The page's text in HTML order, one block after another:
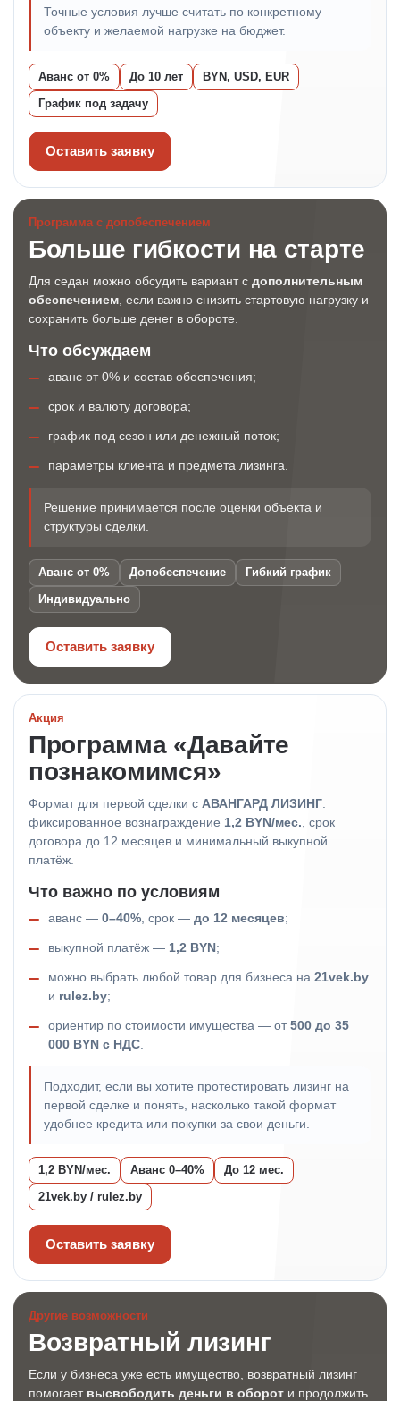
Точные условия лучше считать по конкретному
объекту и желаемой нагрузке на бюджет.
Аванс от 0% До 10 лет
BYN, USD, EUR
График под задачу
Оставить заявку
Программа с допобеспечением
Больше гибкости на старте
Для седан можно обсудить вариант с дополнительным
обеспечением , если важно снизить стартовую нагрузку и
сохранить больше денег в обороте.
Что обсуждаем
аванс от 0% и состав обеспечения;
срок и валюту договора;
график под сезон или денежный поток;
параметры клиента и предмета лизинга.
Решение принимается после оценки объекта и
структуры сделки.
Аванс от 0% Допобеспечение
Гибкий график
Индивидуально
Оставить заявку
Акция
Программа «Давайте
познакомимся»
Формат для первой сделки с АВАНГАРД ЛИЗИНГ:
фиксированное вознаграждение 1,2 BYN/мес. , срок
договора до 12 месяцев и минимальный выкупной
платёж.
Что важно по условиям
аванс — 0–40% , срок — до 12 месяцев;
выкупной платёж — 1,2 BYN;
можно выбрать любой товар для бизнеса на 21vek.by
и rulez.by;
ориентир по стоимости имущества — от500 до 35
000 BYN с НДС
Подходит, если вы хотите протестировать лизинг на
первой сделке и понять, насколько такой формат
удобнее кредита или покупки за свои деньги.
1,2 BYN/мес. Аванс 0–40%
До 12 мес.
21vek.by / rulez.by
Оставить заявку
Другие возможности
Возвратный лизинг
Если у бизнеса уже есть имущество, возвратный лизинг
помогает высвободить деньги в оборот и продолжить